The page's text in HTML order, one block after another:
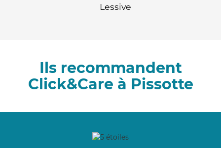
Lessive
Ils recommandent
Click&Care à Pissotte